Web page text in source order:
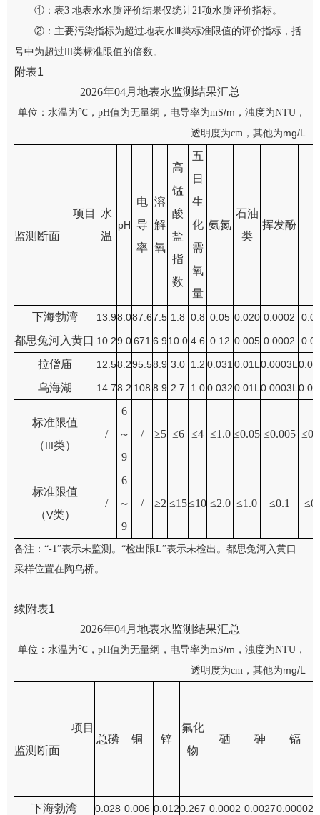
①：表3 地表水水质评价结果仅统计21项水质评价指标。
②： 主要污染指标为超过地表水Ⅲ类标准限值的评价指标 ，括
号中为超过III类标准限值的倍数。
附表1
2026年04月地表水监测结果汇总
单位：水温为℃ ， pH值为无量纲，电导率为mS/m ， 浊度为NTU ，
透明度为cm ， 其他为mg/L
项目
监测断面
水
温
pH
电
导
率
溶
解
氧
高
锰
酸
盐
指
数
五
日
生
化
需
氧
量
氨氮
石油
类
挥发酚
下海勃湾 13.98.087.67.5 1.8 0.8 0.05 0.020 0.0002
都思兔河入黄口 10.29.0671 6.910.0 4.6 0.12 0.005 0.0002
拉僧庙 12.58.295.58.9 3.0 1.2 0.031 0.01L 0.0003L
乌海湖 14.78.2 108 8.9 2.7 1.0 0.0320.01L 0.0003L
标准限值
（III类）
/
6
～
9
/ ≥5 ≤6 ≤4 ≤1.0 ≤0.05 ≤0.005 ≤
标准限值
（V类）
/
6
～
9
/ ≥2 ≤15≤10 ≤2.0 ≤1.0 ≤0.1 ≤
备注： “-1”表示未监测。“检出限L”表示未检出。都思兔河入黄口
采样位置在陶乌桥。
续附表1
2026年04月地表水监测结果汇总
单位：水温为℃ ， pH值为无量纲，电导率为mS/m ， 浊度为NTU ，
透明度为cm ， 其他为mg/L
项目
监测断面
总磷 铜 锌
氟化
物
硒 砷 镉
下海勃湾 0.028 0.006 0.0120.267 0.0002 0.00270.00002